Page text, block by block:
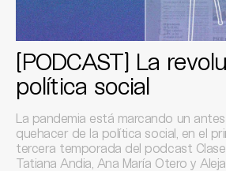
[PODCAST] La
política social
La pandemia está marcando un
quehacer de la política social, en el
tercera temporada del podcast
Tatiana Andia, Ana María Otero y